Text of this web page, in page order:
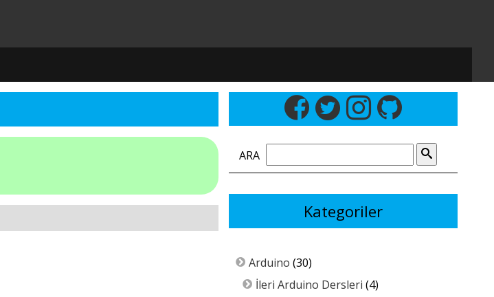
ARA
Kategoriler
Arduino (30)
İleri Arduino Dersleri (4)